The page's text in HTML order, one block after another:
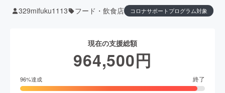
329mifuku1113 フード・飲食店 コロナサポートプログラム対象
現在の支援総額
964,500円
96%達成 終了